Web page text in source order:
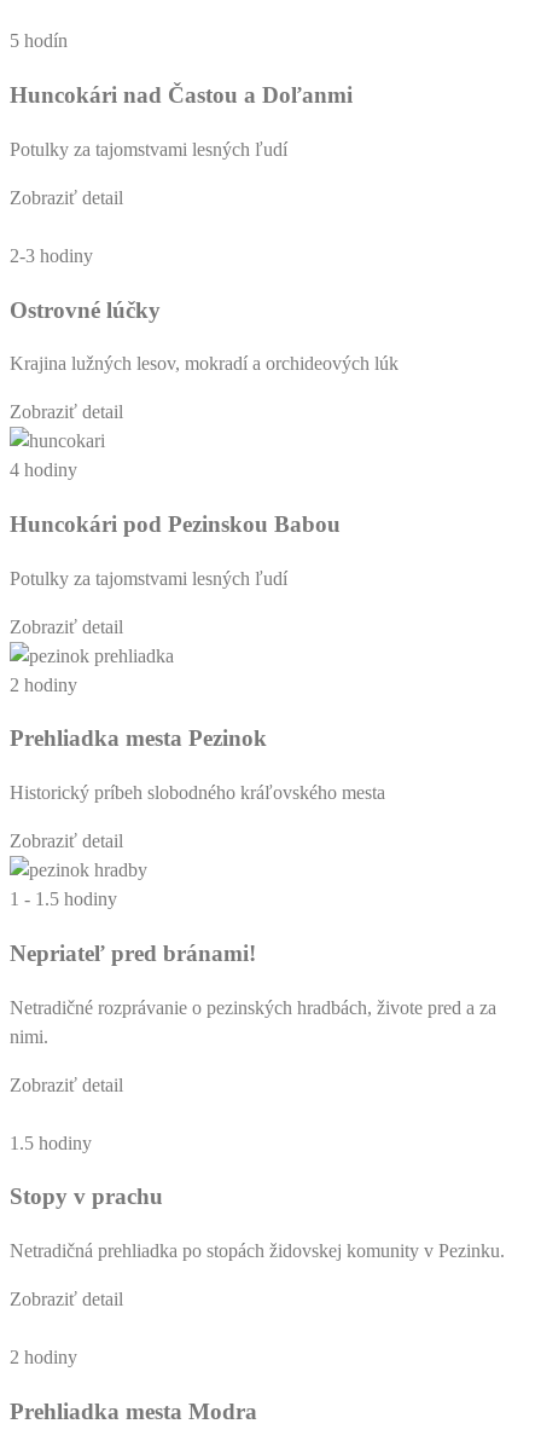
5 hodín
Huncokári nad Častou a Doľanmi
Potulky za tajomstvami lesných ľudí
Zobraziť detail
2-3 hodiny
Ostrovné lúčky
Krajina lužných lesov, mokradí a orchideových lúk
Zobraziť detail
4 hodiny
Huncokári pod Pezinskou Babou
Potulky za tajomstvami lesných ľudí
Zobraziť detail
2 hodiny
Prehliadka mesta Pezinok
Historický príbeh slobodného kráľovského mesta
Zobraziť detail
1 - 1.5 hodiny
Nepriateľ pred bránami!
Netradičné rozprávanie o pezinských hradbách, živote pred a za
nimi.
Zobraziť detail
1.5 hodiny
Stopy v prachu
Netradičná prehliadka po stopách židovskej komunity v Pezinku.
Zobraziť detail
2 hodiny
Prehliadka mesta Modra